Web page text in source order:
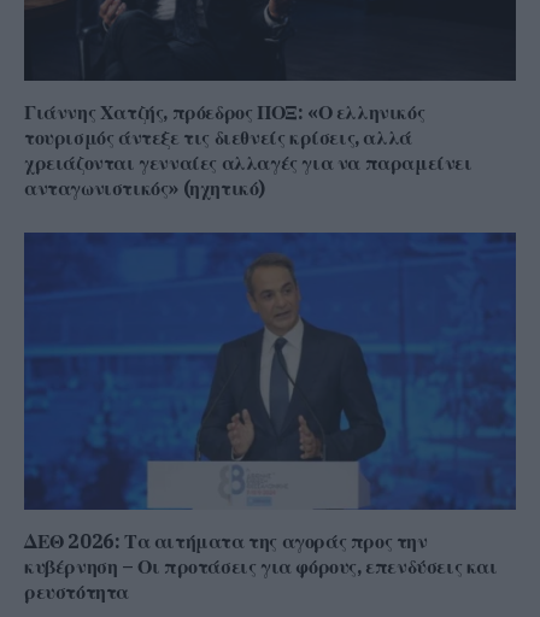
Γιάννης Χατζής, πρόεδρος ΠΟΞ: «Ο ελληνικός
τουρισμός άντεξε τις διεθνείς κρίσεις, αλλά
χρειάζονται γενναίες αλλαγές για να παραμείνει
ανταγωνιστικός» (ηχητικό)
ΔΕΘ 2026: Τα αιτήματα της αγοράς προς την
κυβέρνηση – Οι προτάσεις για φόρους, επενδύσεις και
ρευστότητα